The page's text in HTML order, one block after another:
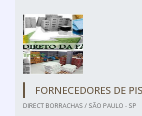
FORNECEDORES DE
DIRECT BORRACHAS / SÃO PAULO - SP